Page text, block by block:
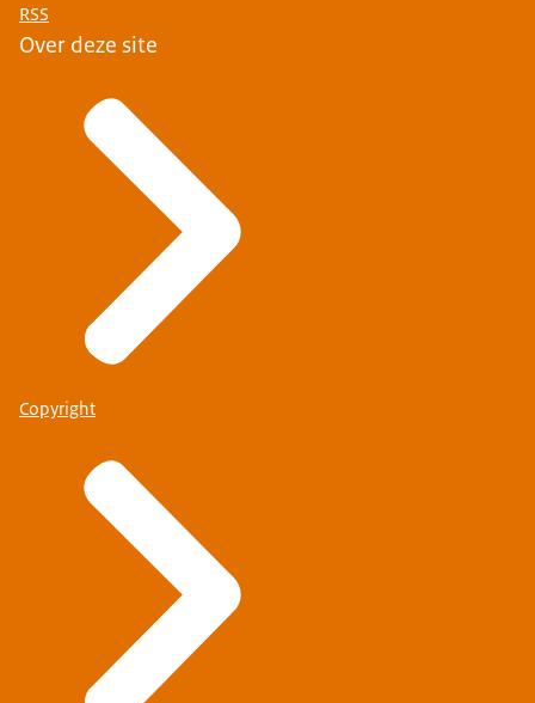
RSS
Over deze site
Copyright